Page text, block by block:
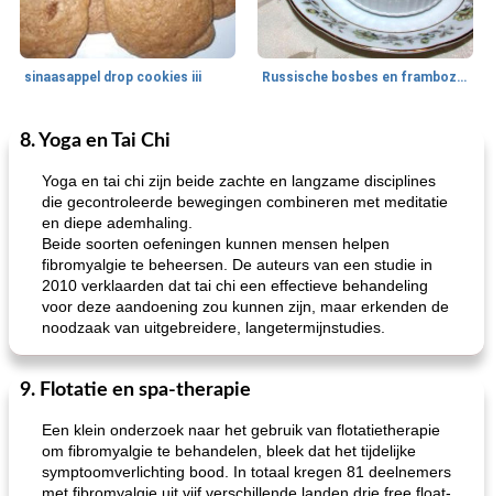
sinaasappel drop cookies iii Russische bosbes en frambozenpudding
Ontbijt
loco mokka havermout rustieke dorpspizza
8. Yoga en Tai Chi
Yoga en tai chi zijn beide zachte en langzame disciplines
die gecontroleerde bewegingen combineren met meditatie
en diepe ademhaling.
Beide soorten oefeningen kunnen mensen helpen
fibromyalgie te beheersen. De auteurs van een studie in
2010 verklaarden dat tai chi een effectieve behandeling
voor deze aandoening zou kunnen zijn, maar erkenden de
noodzaak van uitgebreidere, langetermijnstudies.
9. Flotatie en spa-therapie
Een klein onderzoek naar het gebruik van flotatietherapie
om fibromyalgie te behandelen, bleek dat het tijdelijke
symptoomverlichting bood. In totaal kregen 81 deelnemers